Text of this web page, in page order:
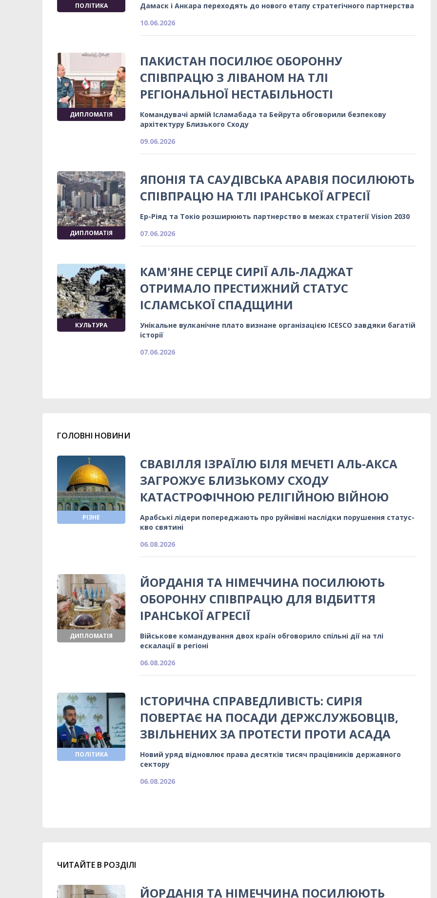
ПОЛІТИКА
Дамаск і Анкара переходять до нового етапу стратегічного партнерства
10.06.2026
ДИПЛОМАТІЯ
ПАКИСТАН ПОСИЛЮЄ ОБОРОННУ
СПІВПРАЦЮ З ЛІВАНОМ НА ТЛІ
РЕГІОНАЛЬНОЇ НЕСТАБІЛЬНОСТІ
Командувачі армій Ісламабада та Бейрута обговорили безпекову
архітектуру Близького Сходу
09.06.2026
ДИПЛОМАТІЯ
ЯПОНІЯ ТА САУДІВСЬКА АРАВІЯ ПОСИЛЮЮТЬ
СПІВПРАЦЮ НА ТЛІ ІРАНСЬКОЇ АГРЕСІЇ
Ер-Ріяд та Токіо розширюють партнерство в межах стратегії Vision 2030
07.06.2026
КУЛЬТУРА
КАМ'ЯНЕ СЕРЦЕ СИРІЇ АЛЬ-ЛАДЖАТ
ОТРИМАЛО ПРЕСТИЖНИЙ СТАТУС
ІСЛАМСЬКОЇ СПАДЩИНИ
Унікальне вулканічне плато визнане організацією ICESCO завдяки багатій
історії
07.06.2026
ГОЛОВНІ НОВИНИ
РІЗНЕ
СВАВІЛЛЯ ІЗРАЇЛЮ БІЛЯ МЕЧЕТІ АЛЬ-АКСА
ЗАГРОЖУЄ БЛИЗЬКОМУ СХОДУ
КАТАСТРОФІЧНОЮ РЕЛІГІЙНОЮ ВІЙНОЮ
Арабські лідери попереджають про руйнівні наслідки порушення статус-
кво святині
06.08.2026
ДИПЛОМАТІЯ
ЙОРДАНІЯ ТА НІМЕЧЧИНА ПОСИЛЮЮТЬ
ОБОРОННУ СПІВПРАЦЮ ДЛЯ ВІДБИТТЯ
ІРАНСЬКОЇ АГРЕСІЇ
Військове командування двох країн обговорило спільні дії на тлі
ескалації в регіоні
06.08.2026
ПОЛІТИКА
ІСТОРИЧНА СПРАВЕДЛИВІСТЬ: СИРІЯ
ПОВЕРТАЄ НА ПОСАДИ ДЕРЖСЛУЖБОВЦІВ,
ЗВІЛЬНЕНИХ ЗА ПРОТЕСТИ ПРОТИ АСАДА
Новий уряд відновлює права десятків тисяч працівників державного
сектору
06.08.2026
ЧИТАЙТЕ В РОЗДІЛІ
ЙОРДАНІЯ ТА НІМЕЧЧИНА ПОСИЛЮЮТЬ